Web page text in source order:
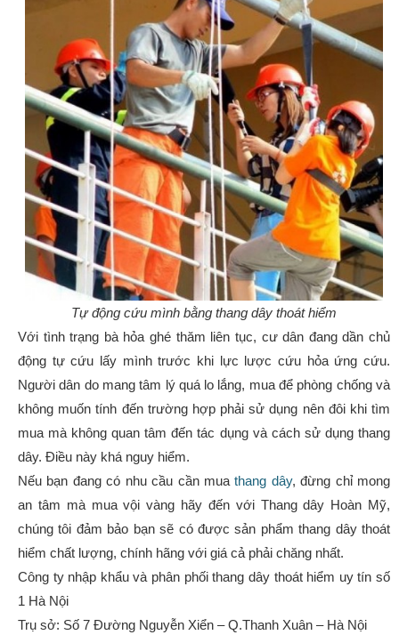
Tự động cứu mình bằng thang dây thoát hiểm
Với tình trạng bà hỏa ghé thăm liên tục, cư dân đang dần chủ
động tự cứu lấy mình trước khi lực lược cứu hỏa ứng cứu.
Người dân do mang tâm lý quá lo lắng, mua để phòng chống và
không muốn tính đến trường hợp phải sử dụng nên đôi khi tìm
mua mà không quan tâm đến tác dụng và cách sử dụng thang
dây. Điều này khá nguy hiểm.
Nếu bạn đang có nhu cầu cần muathang dây, đừng chỉ mong
an tâm mà mua vội vàng hãy đến với Thang dây Hoàn Mỹ,
chúng tôi đảm bảo bạn sẽ có được sản phẩm thang dây thoát
hiểm chất lượng, chính hãng với giá cả phải chăng nhất.
Công ty nhập khẩu và phân phối thang dây thoát hiểm uy tín số
1 Hà Nội
Trụ sở: Số 7 Đường Nguyễn Xiển – Q.Thanh Xuân – Hà Nội